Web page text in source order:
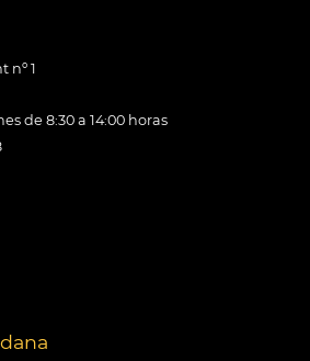
nº 1
de 8:30 a 14:00 horas